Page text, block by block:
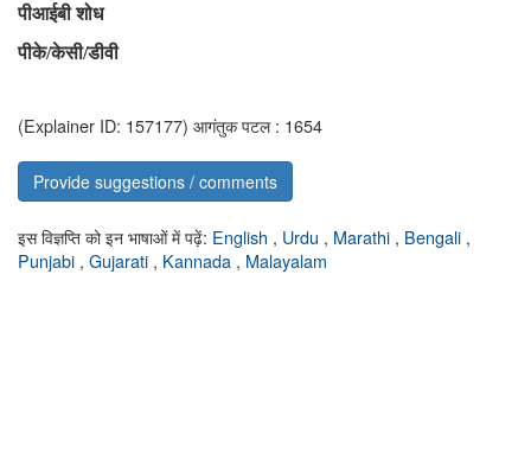
पीआईबी शोध
पीके/केसी/डीवी
(Explainer ID: 157177) आगंतुक पटल : 1654
Provide suggestions / comments
इस विज्ञप्ति को इन भाषाओं में पढ़ें: English , Urdu , Marathi , Bengali ,
Punjabi , Gujarati , Kannada , Malayalam